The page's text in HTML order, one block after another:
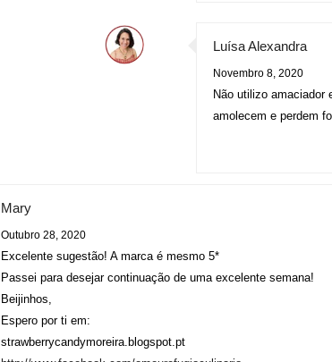
Luísa Alexandra
Novembro 8, 2020
Não utilizo amaciador
amolecem e perdem
Mary
Outubro 28, 2020
Excelente sugestão! A marca é mesmo 5*
Passei para desejar continuação de uma excelente semana!
Beijinhos,
Espero por ti em:
strawberrycandymoreira.blogspot.pt